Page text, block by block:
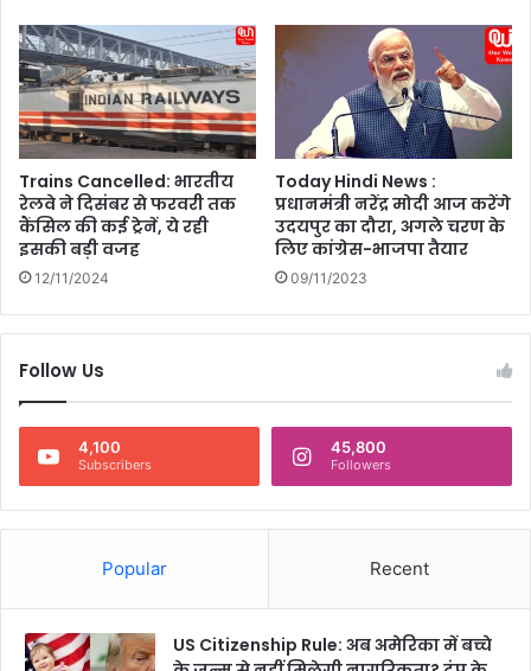
है
ए
क
द
म
स
टी
क
थ
हु
ई
दि
न
की
शु
रु
आ
त
Trains Cancelled: भारतीय
रेलवे ने दिसंबर से फरवरी तक
कैंसिल की कई ट्रेनें, ये रही
इसकी बड़ी वजह
12/11/2024
Today Hindi News :
प्रधानमंत्री नरेंद्र मोदी आज करेंगे
उदयपुर का दौरा, अगले चरण के
लिए कांग्रेस-भाजपा तैयार
09/11/2023
Follow Us
4,100
Subscribers
45,800
Followers
Popular Recent
US Citizenship Rule: अब अमेरिका में बच्चे